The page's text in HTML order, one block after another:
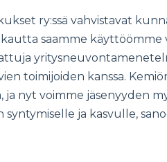
ry:ssä vahvistavat
saamme
toimijoiden kanssa.
nyt voimme jäsenyyden
ja kasvulle,